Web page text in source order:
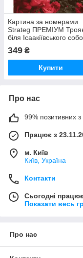
Картина за номерами
Strateg ПРЕМІУМ
біля Ісаакіївського
з лаком розміром
см (GS1241)
349 ₴
Купити
Про нас
99% позитивних з
Працює з
м. Київ
Київ, Україна
Контакти
Сьогодні
Показати весь
Про нас